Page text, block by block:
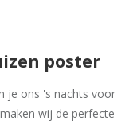
poster
je ons 's nachts voor
wij de perfecte